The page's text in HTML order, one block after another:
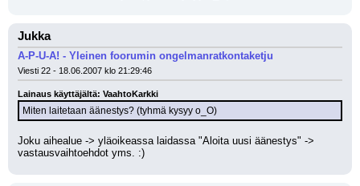
Jukka
A-P-U-A! - Yleinen foorumin ongelmanratkontaketju
Viesti 22 - 18.06.2007 klo 21:29:46
Lainaus käyttäjältä: VaahtoKarkki
Miten laitetaan äänestys? (tyhmä kysyy o_O)
Joku aihealue -> yläoikeassa laidassa "Aloita uusi äänestys" ->
vastausvaihtoehdot yms. :)